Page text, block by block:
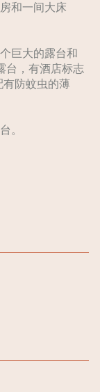
和一间大床
巨大的露台和
台，有酒店标志
有防蚊虫的薄
。